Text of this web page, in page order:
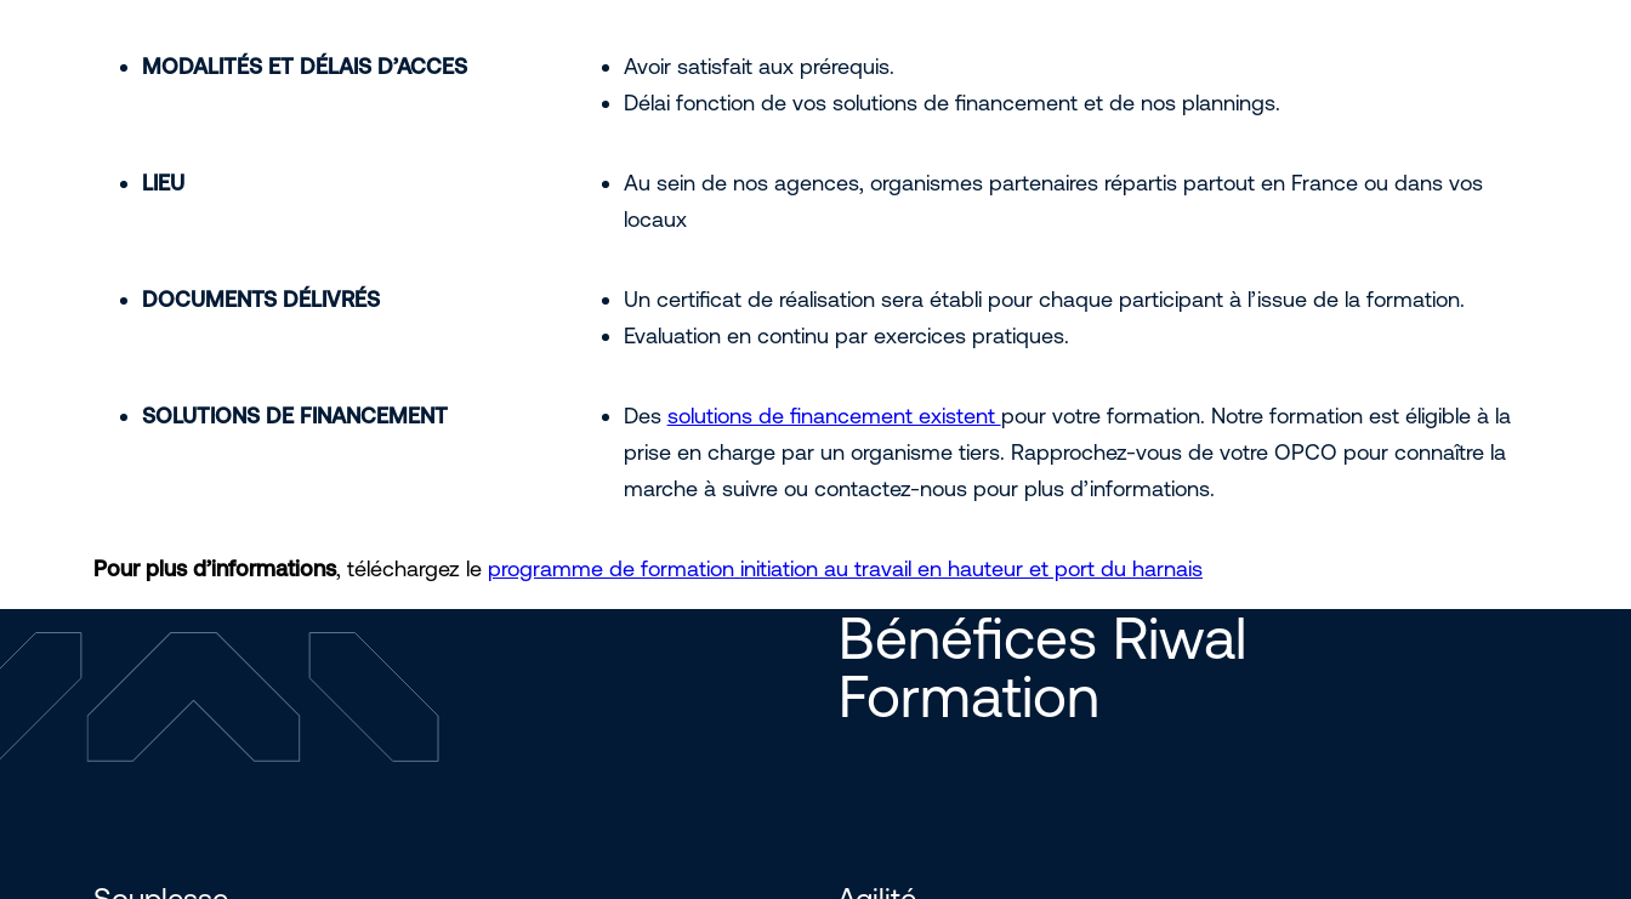
MODALITÉS ET DÉLAIS D’ACCES
Avoir satisfait aux prérequis.
Délai fonction de vos solutions de financement et de nos plannings.
LIEU
Au sein de nos agences, organismes partenaires répartis partout en France ou dans vos
locaux
DOCUMENTS DÉLIVRÉS
Un certificat de réalisation sera établi pour chaque participant à l’issue de la formation.
Evaluation en continu par exercices pratiques.
SOLUTIONS DE FINANCEMENT Des solutions de financement existent pour votre formation. Notre formation est éligible à la
prise en charge par un organisme tiers. Rapprochez-vous de votre OPCO pour connaître la
marche à suivre ou contactez-nous pour plus d’informations.
Pour plus d’informations, téléchargez le programme de formation initiation au travail en hauteur et port du harnais
Bénéfices Riwal
Formation